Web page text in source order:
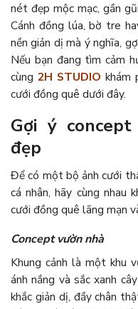
nét đẹp mộc mạc, gần
Cánh đồng lúa, bờ tre
nền giản dị mà ý nghĩa,
Nếu bạn đang tìm cảm
cùng 2H STUDIO khám
cưới đồng quê dưới đây.
Gợi ý
đẹp
Để có một bộ ảnh cưới
cá nhân, hãy cùng nhau
cưới đồng quê lãng mạn
Concept vườn nhà
Khung cảnh là một khu
ánh nắng và sắc xanh
khắc giản dị, đầy chân